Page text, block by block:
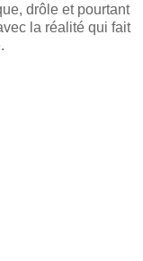
drôle et pourtant
la réalité qui fait